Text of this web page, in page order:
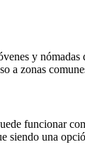
y
a zonas
funcionar
siendo una